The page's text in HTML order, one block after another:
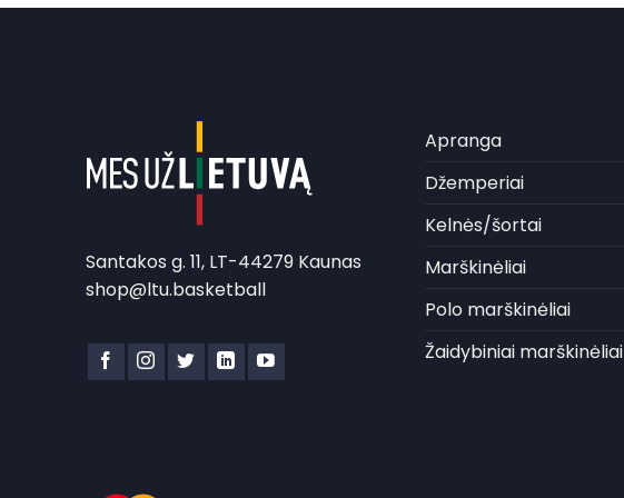
Santakos g. 11, LT-44279 Kaunas
shop@ltu.basketball
Apranga
Džemperiai
Kelnės/šortai
Marškinėliai
Polo marškinėliai
Žaidybiniai marškinėliai